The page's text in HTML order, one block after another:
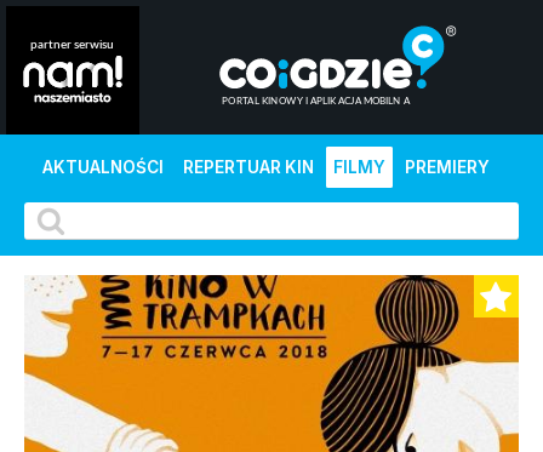
AKTUALNOŚCI REPERTUAR KIN FILMY PREMIERY